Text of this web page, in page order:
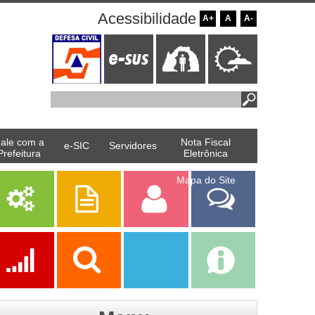
Acessibilidade A+ A A-
com a
e-SIC Servidores
Nota Fiscal
Eletrônica
Mapa do Site
Serviços Publicações Servidor
Fale Com a
Prefeitura